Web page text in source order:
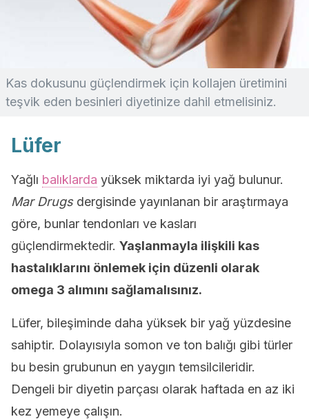
Kas dokusunu güçlendirmek için kollajen üretimini
teşvik eden besinleri diyetinize dahil etmelisiniz.
Lüfer
Yağlı balıklarda yüksek miktarda iyi yağ bulunur.
Mar Drugsdergisinde yayınlanan bir araştırmaya
göre, bunlar tendonları ve kasları
güçlendirmektedir. Yaşlanmayla ilişkili kas
hastalıklarını önlemek için düzenli olarak
omega 3 alımını sağlamalısınız.
Lüfer, bileşiminde daha yüksek bir yağ yüzdesine
sahiptir. Dolayısıyla somon ve ton balığı gibi türler
bu besin grubunun en yaygın temsilcileridir.
Dengeli bir diyetin parçası olarak haftada en az iki
kez yemeye çalışın.